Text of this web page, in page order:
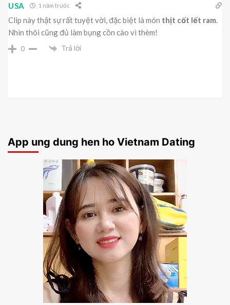
USA 1 năm trước
Clip này thật sự rất tuyệt vời, đặc biệt là món thịt cốt lết ram
Nhìn thôi cũng đủ làm bụng cồn cào vì thèm!
0 Trả lời
App ung dung hen ho Vietnam Dating